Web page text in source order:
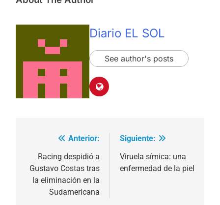
Diario EL SOL
See author's posts
Navegación
entradas
Anterior:
Racing despidió a
Gustavo Costas tras
la eliminación en la
Sudamericana
Siguiente:
Viruela símica: una
enfermedad de la piel